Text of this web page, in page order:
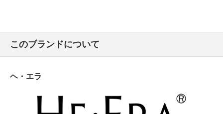
このブランドについて
ヘ・エラ